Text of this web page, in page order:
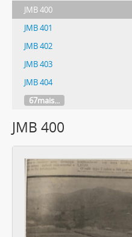
JMB 400
JMB 401
JMB 402
JMB 403
JMB 404
67mais...
JMB 400